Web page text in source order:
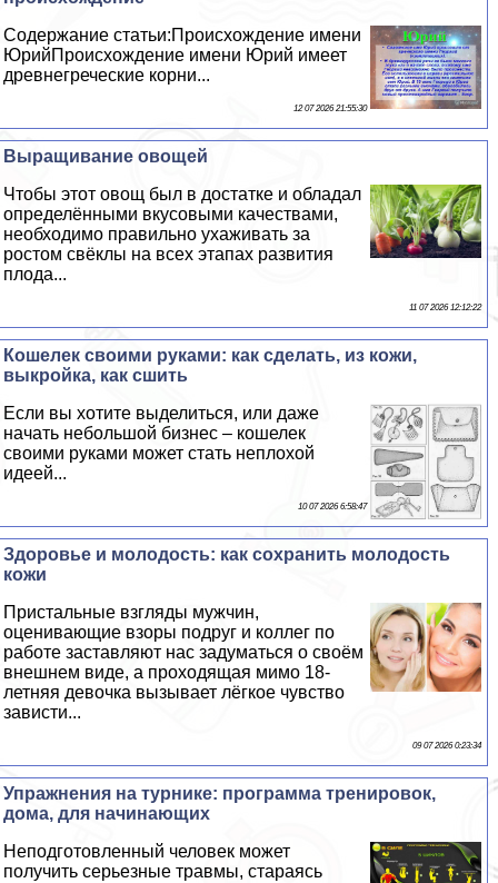
Содержание статьи:Происхождение имени
ЮрийПроисхождение имени Юрий имеет
древнегреческие корни...
12 07 2026 21:55:30
Выращивание овощей
Чтобы этот овощ был в достатке и обладал
определёнными вкусовыми качествами,
необходимо правильно ухаживать за
ростом свёклы на всех этапах развития
плода...
11 07 2026 12:12:22
Кошелек своими руками: как сделать, из кожи,
выкройка, как сшить
Если вы хотите выделиться, или даже
начать небольшой бизнес – кошелек
своими руками может стать неплохой
идеей...
10 07 2026 6:58:47
Здоровье и молодость: как сохранить молодость
кожи
Пристальные взгляды мужчин,
оценивающие взоры подруг и коллег по
работе заставляют нас задуматься о своём
внешнем виде, а проходящая мимо 18-
летняя дeвoчка вызывает лёгкое чувство
зависти...
09 07 2026 0:23:34
Упражнения на турнике: программа тренировок,
дома, для начинающих
Неподготовленный человек может
получить серьезные травмы, стараясь